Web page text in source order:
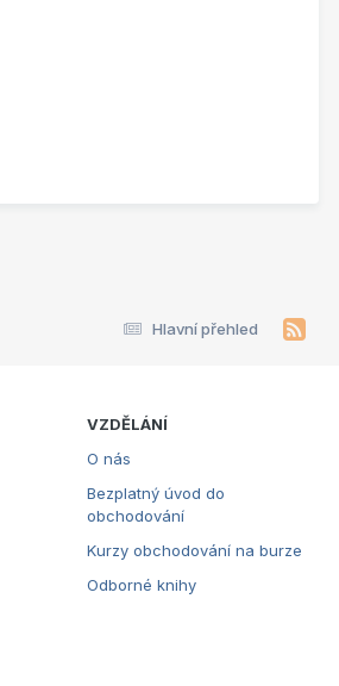
Hlavní přehled
VZDĚLÁNÍ
O nás
Bezplatný úvod do
obchodování
Kurzy obchodování na burze
Odborné knihy